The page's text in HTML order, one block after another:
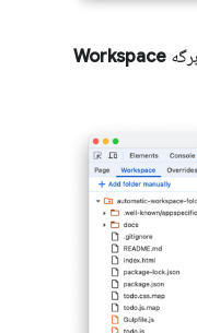
Workspace